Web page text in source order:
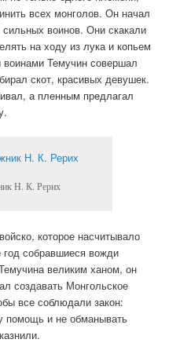
всех монголов. Он начал
сильных воинов. Они скакали
на ходу из лука и копьем
воинами Темучин совершал
скот, красивых девушек.
а пленным предлагал
Н. К. Рерих
которое насчитывало
собравшиеся вожди
великим ханом, он
создавать Монгольское
все соблюдали закон:
помощь и не обманывать